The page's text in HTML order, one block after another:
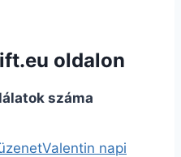
oldalon
száma
Valentin napi